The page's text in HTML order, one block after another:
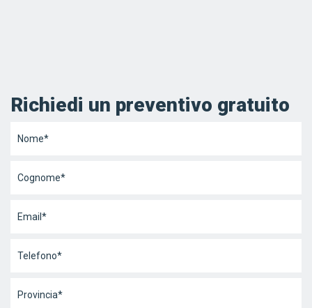
Richiedi un preventivo gratuito
Nome *
Cognome *
Email *
Telefono
Provincia